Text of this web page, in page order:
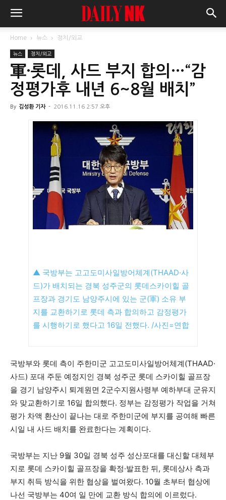
Home 뉴스 정치/외교
뉴스 정치/외교
軍·롯데, 사드 부지 합의…“감
정평가후 내년 6~8월 배치”
By 김성환 기자 - 2016.11.16 2:57 오후
▲ 국방부는 고고도미사일방어체계(THAAD·사
드)가 배치되는 경북 성주군의 롯데스카이힐 골
프장과 경기도 남양주시에 있는 군(軍) 소유 부
지를 교환하기로 롯데 측과 합의하고 감정평가
를 시행하기로 했다고 16일 전했다. /사진=연합
국방부와 롯데 측이 주한미군 고고도미사일방어체계(THAAD·
사드) 포대 주둔 예정지인 경북 성주군 롯데 스카이힐 골프장
을 경기 남양주시 퇴계원면 2군수지원사령부 예하부대 군유지
와 맞교환하기로 16일 합의했다. 정부는 감정평가 작업을 거쳐
평가 차액 환산이 끝나는 대로 주한미군에 부지를 공여해 빠른
시일 내 사드 배치를 완료한다는 계획이다.
국방부는 지난 9월 30일 경북 성주 성산포대를 대신할 대체부
지로 롯데 스카이힐 골프장을 확정·발표한 뒤, 롯데상사 측과
부지 취득 방식을 위한 협상을 벌여왔다. 10월 초부터 협상에
나선 국방부는 40여 일 만에 교환 방식 합의에 이르렀다.